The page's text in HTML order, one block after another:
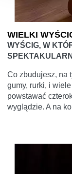
WIELKI
WYŚCIG, W
Co zbudujesz, na
gumy, rurki, i
powstawać
wyglądzie. A na